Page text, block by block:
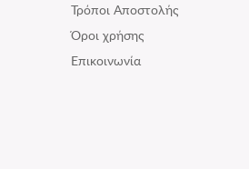
Τρόποι Αποστολής
Όροι χρήσης
Επικοινωνία